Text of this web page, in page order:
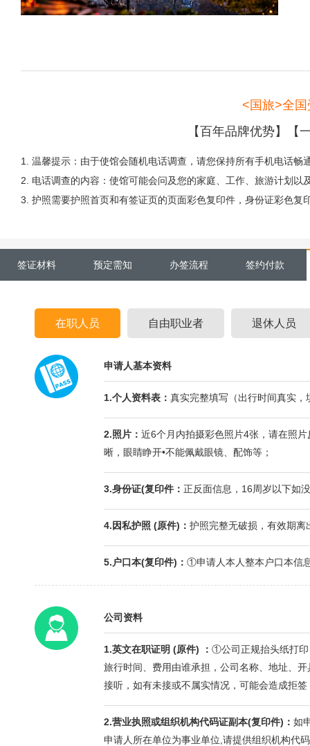
<国旅>全
【百年品牌优势】【
1. 温馨提示：由于使馆会随机电话调查，请您保持所有手机电话畅
2. 电话调查的内容：使馆可能会问及您的家庭、工作、旅游计划以
3. 护照需要护照首页和有签证页的页面彩色复印件，身份证彩色复
签证材料 预定需知 办签流程 签约付款
在职人员 自由职业者 退休人员
申请人基本资料
1.个人资料表： 真实完整填写（出行时间真实
2.照片： 近6个月内拍摄彩色照片4张，请在照
晰，眼睛睁开•不能佩戴眼镜、配饰等；
3.身份证(复印件： 正反面信息，16周岁以下如
4.因私护照 (原件)： 护照完整无破损，有效期
5.户口本(复印件)： ①申请人本人整本户口本信
公司资料
1.英文在职证明 (原件) ： ①公司正规抬头纸打印
旅行时间、费用由谁承担，公司名称、地址、
接听，如有未接或不属实情况，可能会造成拒签
2.营业执照或组织机构代码证副本(复印件)： 如
申请人所在单位为事业单位,请提供组织机构代